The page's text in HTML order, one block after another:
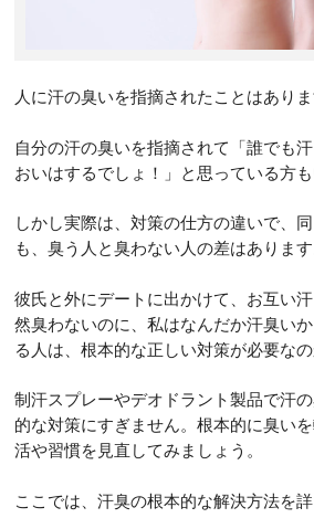
人に汗の臭いを指摘されたことはありま
自分の汗の臭いを指摘されて「誰でも
おいはするでしょ！」と思っている方
しかし実際は、対策の仕方の違いで、
も、臭う人と臭わない人の差はあります
彼氏と外にデートに出かけて、お互い
然臭わないのに、私はなんだか汗臭い
る人は、根本的な正しい対策が必要なの
制汗スプレーやデオドラント製品で汗
的な対策にすぎません。根本的に臭い
活や習慣を見直してみましょう。
ここでは、汗臭の根本的な解決方法を詳